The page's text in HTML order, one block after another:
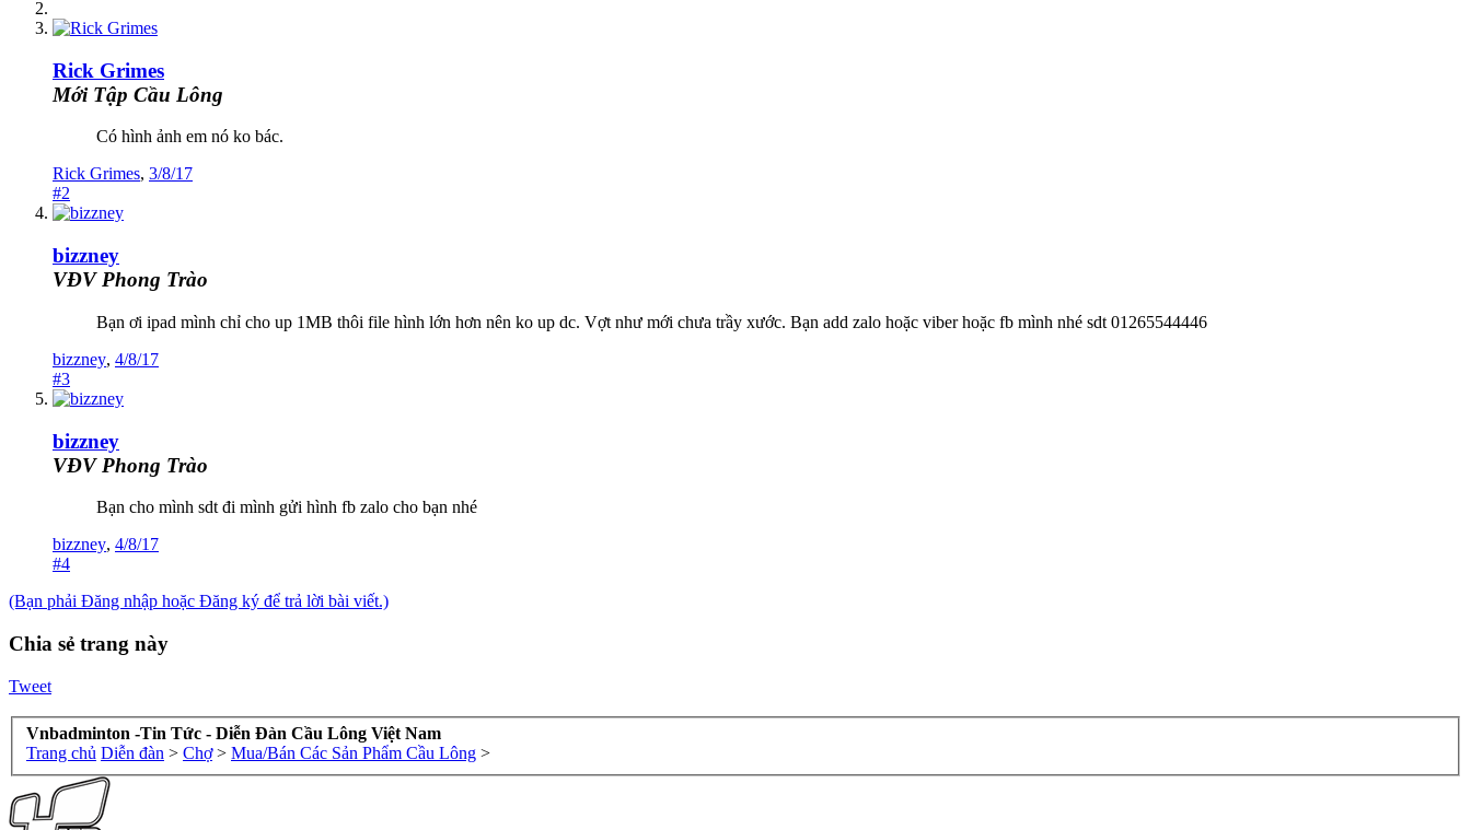
Rick Grimes
Mới Tập Cầu Lông
Có hình ảnh em nó ko bác.
Rick Grimes, 3/8/17
#2
bizzney
VĐV Phong Trào
Bạn ơi ipad mình chỉ cho up 1MB thôi file hình lớn hơn nên ko up dc. Vợt như mới chưa trầy xước. Bạn add zalo hoặc viber hoặc fb mình nhé sdt 01265544446
bizzney, 4/8/17
#3
bizzney
VĐV Phong Trào
Bạn cho mình sdt đi mình gửi hình fb zalo cho bạn nhé
bizzney, 4/8/17
#4
(Bạn phải Đăng nhập hoặc Đăng ký để trả lời bài viết.)
Chia sẻ trang này
Tweet
Vnbadminton -Tin Tức - Diễn Đàn Cầu Lông Việt Nam
Trang chủ Diễn đàn > Chợ > Mua/Bán Các Sản Phẩm Cầu Lông >